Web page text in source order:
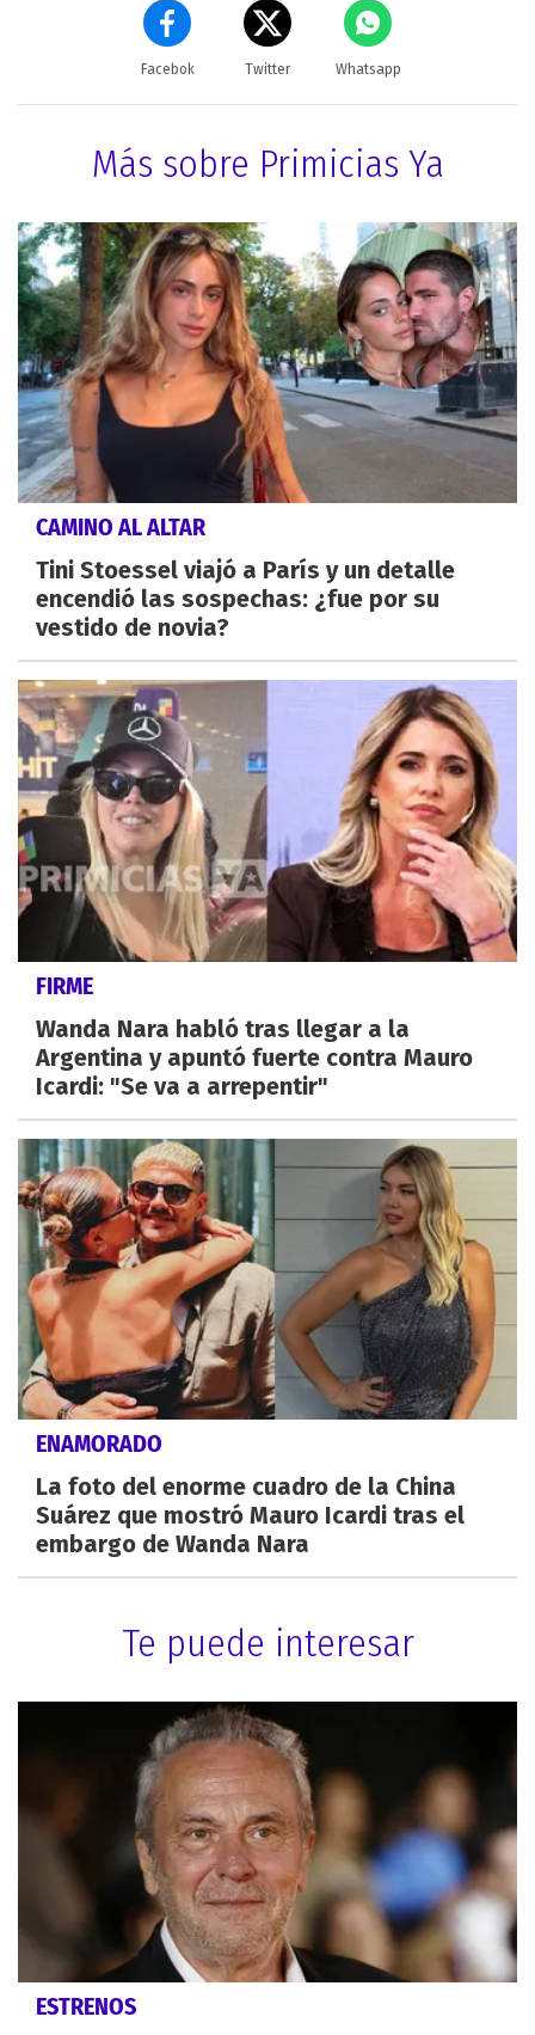
Facebok Twitter Whatsapp
Más sobre Primicias Ya
CAMINO AL ALTAR
Tini Stoessel viajó a París y un detalle
encendió las sospechas: ¿fue por su
vestido de novia?
FIRME
Wanda Nara habló tras llegar a la
Argentina y apuntó fuerte contra Mauro
Icardi: "Se va a arrepentir"
ENAMORADO
La foto del enorme cuadro de la China
Suárez que mostró Mauro Icardi tras el
embargo de Wanda Nara
Te puede interesar
ESTRENOS